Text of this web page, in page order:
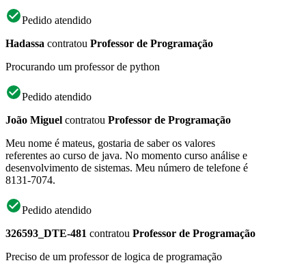
Pedido atendido
Hadassa contratou Professor de Programação
Procurando um professor de python
Pedido atendido
João Miguel contratou Professor de Programação
Meu nome é mateus, gostaria de saber os valores
referentes ao curso de java. No momento curso análise e
desenvolvimento de sistemas. Meu número de telefone é
8131-7074.
Pedido atendido
326593_DTE-481 contratou Professor de Programação
Preciso de um professor de logica de programação